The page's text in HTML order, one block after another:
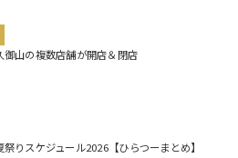
御山の複数店舗が開店＆閉店
りスケジュール2026【ひらつーまとめ】